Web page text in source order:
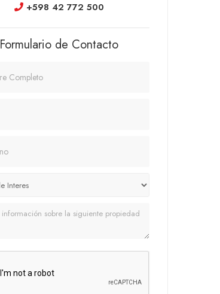
+598 42 772 500
Formulario de Contacto
Mensaje